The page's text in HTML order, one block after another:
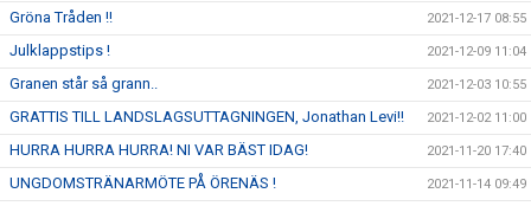
Gröna Tråden !! 2021-12-17 08:55
Julklappstips ! 2021-12-09 11:04
Granen står så grann.. 2021-12-03 10:55
GRATTIS TILL LANDSLAGSUTTAGNINGEN, Jonathan Levi!! 2021-12-02 11:00
HURRA HURRA HURRA! NI VAR BÄST IDAG! 2021-11-20 17:40
UNGDOMSTRÄNARMÖTE PÅ ÖRENÄS ! 2021-11-14 09:49